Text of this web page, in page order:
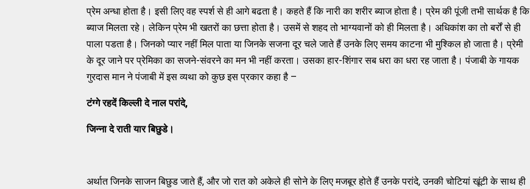
प्रेम अन्धा होता है। इसी लिए वह स्पर्श से ही आगे बढता है। कहते हैं कि नारी का शरीर ब्याज होता है। प्रेम की पूंजी तभी सार्थक है कि
ब्याज मिलता रहे। लेकिन प्रेम भी खतरों का छत्ता होता है। उसमें से शहद तो भाग्यवानों को ही मिलता है। अधिकांश का तो बर्रों से ही
पाला पडता है। जिनको प्यार नहीं मिल पाता या जिनके सजना दूर चले जाते हैं उनके लिए समय काटना भी मुश्किल हो जाता है। प्रेमी
के दूर जाने पर प्रेमिका का सजने-संवरने का मन भी नहीं करता। उसका हार-शिंगार सब धरा का धरा रह जाता है। पंजाबी के गायक
गुरदास मान ने पंजाबी में इस व्यथा को कुछ इस प्रकार कहा है –
टंग्गे रहदें किल्ली दे नाल परांदे,
जिन्ना दे राती यार बिछुडे।
अर्थात जिनके साजन बिछुड जाते हैं, और जो रात को अकेले ही सोने के लिए मजबूर होते हैं उनके परांदे, उनकी चोटियां खूंटी के साथ ही